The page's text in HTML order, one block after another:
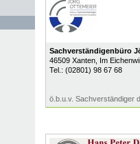
Sachverständigenbüro
46509 Xanten, Im
Tel.: (02801) 98 67 68
ö.b.u.v. Sachverständiger